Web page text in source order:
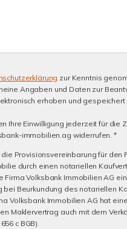
zur Kenntnis
Angaben und Daten zur
erhoben und gespeichert
Ihre Einwilligung jederzeit für die
immobilien.ag widerrufen. *
Provisionsvereinbarung für den
durch einen notariellen
Firma Volksbank Immobilien AG
bei Beurkundung des notariellen
Volksbank Immobilien AG hat
Maklervertrag auch mit dem
c BGB).